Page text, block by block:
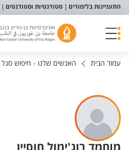
תפריט נגישות
התעניינות בלימודים סטודנטיות וסטודנטים
עמוד הבית האנשים שלנו - חיפוש סגל